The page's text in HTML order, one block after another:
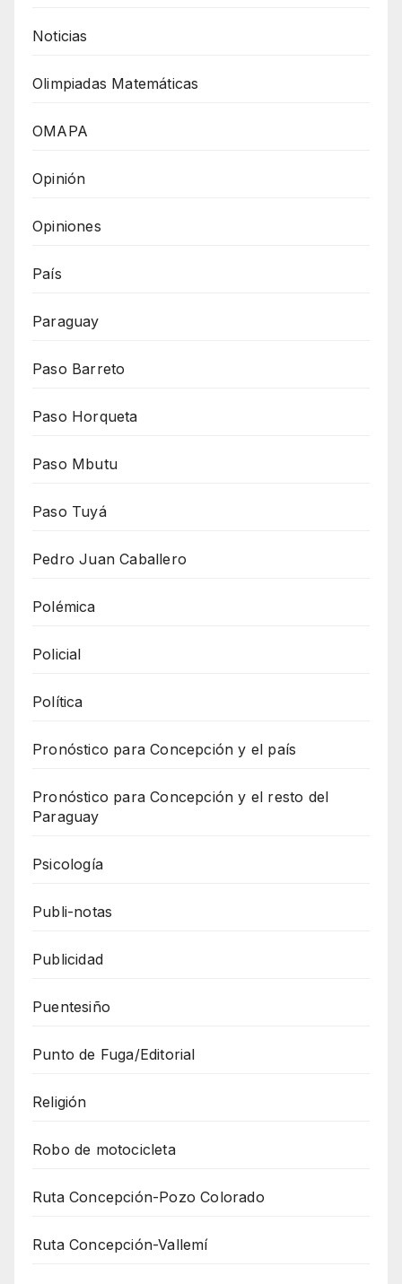
Noticias
Olimpiadas Matemáticas
OMAPA
Opinión
Opiniones
País
Paraguay
Paso Barreto
Paso Horqueta
Paso Mbutu
Paso Tuyá
Pedro Juan Caballero
Polémica
Policial
Política
Pronóstico para Concepción y el país
Pronóstico para Concepción y el resto del
Paraguay
Psicología
Publi-notas
Publicidad
Puentesiño
Punto de Fuga/Editorial
Religión
Robo de motocicleta
Ruta Concepción-Pozo Colorado
Ruta Concepción-Vallemí